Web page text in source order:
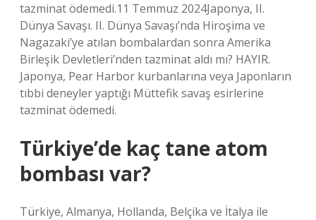
tazminat ödemedi.11 Temmuz 2024Japonya, II.
Dünya Savaşı. II. Dünya Savaşı’nda Hiroşima ve
Nagazaki’ye atılan bombalardan sonra Amerika
Birleşik Devletleri’nden tazminat aldı mı? HAYIR.
Japonya, Pear Harbor kurbanlarına veya Japonların
tıbbi deneyler yaptığı Müttefik savaş esirlerine
tazminat ödemedi.
Türkiye’de kaç tane atom
bombası var?
Türkiye, Almanya, Hollanda, Belçika ve İtalya ile